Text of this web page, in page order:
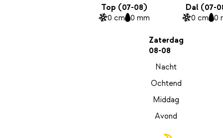
Top (07-08)
0 cm 0 mm
Dal (07-
0 cm 0
Zaterdag
08-08
Nacht
Ochtend
Middag
Avond